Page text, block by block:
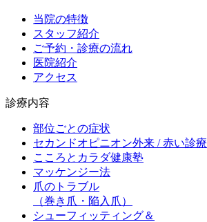
当院の特徴
スタッフ紹介
ご予約・診療の流れ
医院紹介
アクセス
診療内容
部位ごとの症状
セカンドオピニオン外来 / 赤い診療
こころとカラダ健康塾
マッケンジー法
爪のトラブル
（巻き爪・陥入爪）
シューフィッティング＆